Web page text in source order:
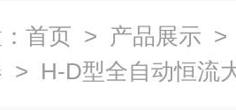
首页 > 产品展示
> H-D型全自动恒流